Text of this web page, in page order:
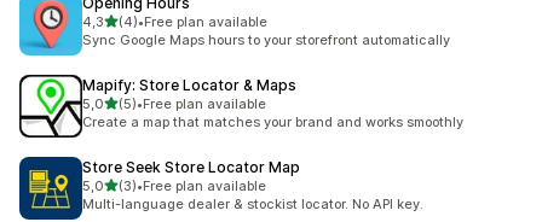
4,3stelle su 5
(4)
4 recensioni totali
•Free plan available
Sync Google Maps hours to your storefront automatically
Mapify: Store Locator & Maps
5,0stelle su 5
(5)
5 recensioni totali
•Free plan available
Create a map that matches your brand and works smoothly
Store Seek Store Locator Map
5,0stelle su 5
(3)
3 recensioni totali
•Free plan available
Multi-language dealer & stockist locator. No API key.